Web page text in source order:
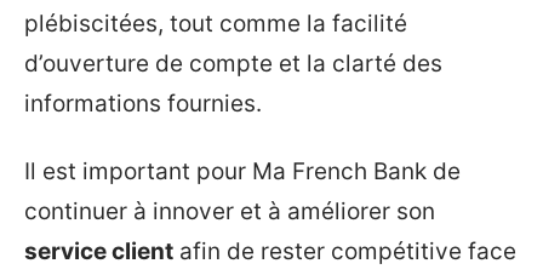
plébiscitées, tout comme la facilité
d’ouverture de compte et la clarté des
informations fournies.
Il est important pour Ma French Bank de
continuer à innover et à améliorer son
service client afin de rester compétitive face